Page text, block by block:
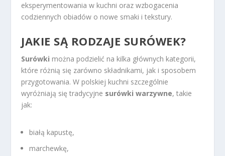
eksperymentowania w kuchni oraz wzbogacenia
codziennych obiadów o nowe smaki i tekstury.
JAKIE SĄ RODZAJE SURÓWEK?
Surówki można podzielić na kilka głównych kategorii,
które różnią się zarówno składnikami, jak i sposobem
przygotowania. W polskiej kuchni szczególnie
wyróżniają się tradycyjne surówki warzywne, takie
jak:
białą kapustę,
marchewkę,